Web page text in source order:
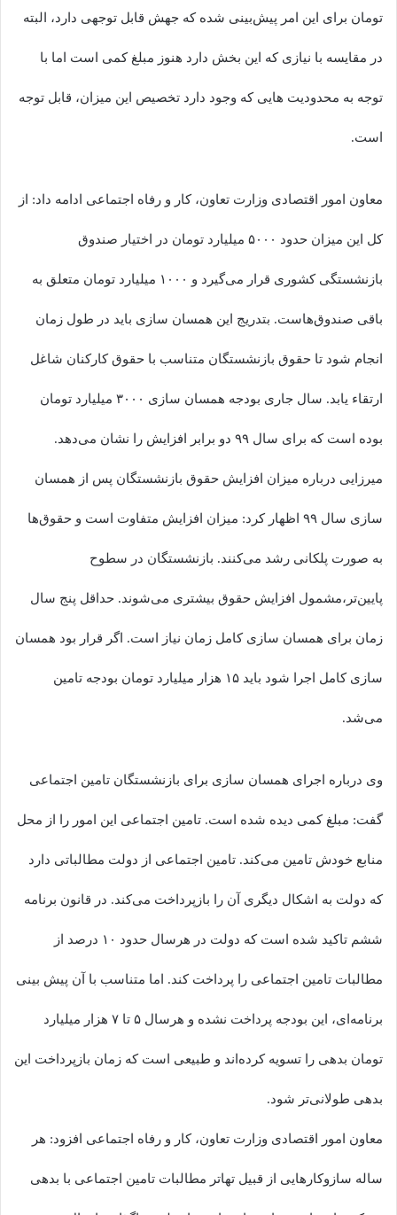
تومان برای این امر پیش‌بینی شده که جهش قابل توجهی دارد، البته
در مقایسه با نیازی که این بخش دارد هنوز مبلغ کمی است اما با
توجه به محدودیت هایی که وجود دارد تخصیص این میزان، قابل توجه
است.
معاون امور اقتصادی وزارت تعاون، کار و رفاه اجتماعی ادامه داد: از
کل این میزان حدود ۵۰۰۰ میلیارد تومان در اختیار صندوق
بازنشستگی کشوری قرار می‌گیرد و ۱۰۰۰ میلیارد تومان متعلق به
باقی صندوق‌هاست. بتدریج این همسان سازی باید در طول زمان
انجام شود تا حقوق بازنشستگان متناسب با حقوق کارکنان شاغل
ارتقاء یابد. سال جاری بودجه همسان سازی ۳۰۰۰ میلیارد تومان
بوده است که برای سال ۹۹ دو برابر افزایش را نشان می‌دهد.
میرزایی درباره میزان افزایش حقوق بازنشستگان پس از همسان
سازی سال ۹۹ اظهار کرد: میزان افزایش متفاوت است و حقوق‌ها
به صورت پلکانی رشد می‌کنند. بازنشستگان در سطوح
پایین‌تر،مشمول افزایش حقوق بیشتری می‌شوند. حداقل پنج سال
زمان برای همسان سازی کامل زمان نیاز است. اگر قرار بود همسان
سازی کامل اجرا شود باید ۱۵ هزار میلیارد تومان بودجه تامین
می‌شد.
وی درباره اجرای همسان سازی برای بازنشستگان تامین اجتماعی
گفت: مبلغ کمی دیده شده است. تامین اجتماعی این امور را از محل
منابع خودش تامین می‌کند. تامین اجتماعی از دولت مطالباتی دارد
که دولت به اشکال دیگری آن را بازپرداخت می‌کند. در قانون برنامه
ششم تاکید شده است که دولت در هرسال حدود ۱۰ درصد از
مطالبات تامین اجتماعی را پرداخت کند. اما متناسب با آن پیش بینی
برنامه‌ای، این بودجه پرداخت نشده و هرسال ۵ تا ۷ هزار میلیارد
تومان بدهی را تسویه کرده‌اند و طبیعی است که زمان بازپرداخت این
بدهی طولانی‌تر شود.
معاون امور اقتصادی وزارت تعاون، کار و رفاه اجتماعی افزود: هر
ساله سازوکارهایی از قبیل تهاتر مطالبات تامین اجتماعی با بدهی